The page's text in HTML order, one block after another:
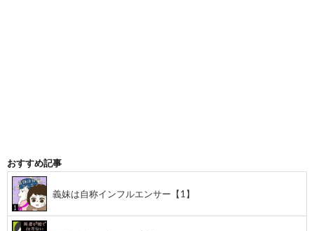
おすすめ記事
義妹は自称インフルエンサー【1】